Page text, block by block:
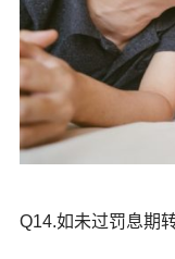
Q14.如未过罚息期